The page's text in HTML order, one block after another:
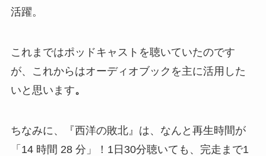
活躍。
これまではポッドキャストを聴いていたのです
が、これからはオーディオブックを主に活用した
いと思います。
ちなみに、『西洋の敗北』は、なんと再生時間が
「14 時間 28 分」！1日30分聴いても、完走まで1